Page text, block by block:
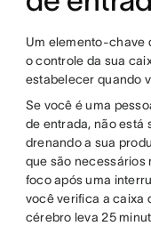
Um elemento-chave
o controle da sua
estabelecer quando
Se você é uma
de entrada, não está
drenando a sua
que são necessários
foco após uma
você verifica a caixa
cérebro leva 25